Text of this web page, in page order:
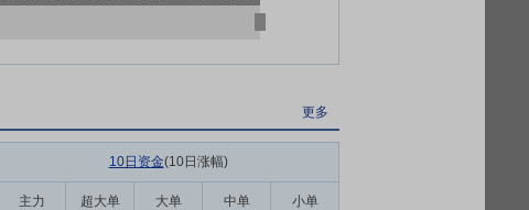
更多
10日资金(10日涨幅)
主力 超大单 大单 中单 小单